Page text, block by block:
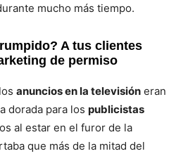
mucho más tiempo.
A tus clientes
de permiso
anuncios en la televisión eran
dorada para los publicistas
al estar en el furor de la
que más de la mitad del